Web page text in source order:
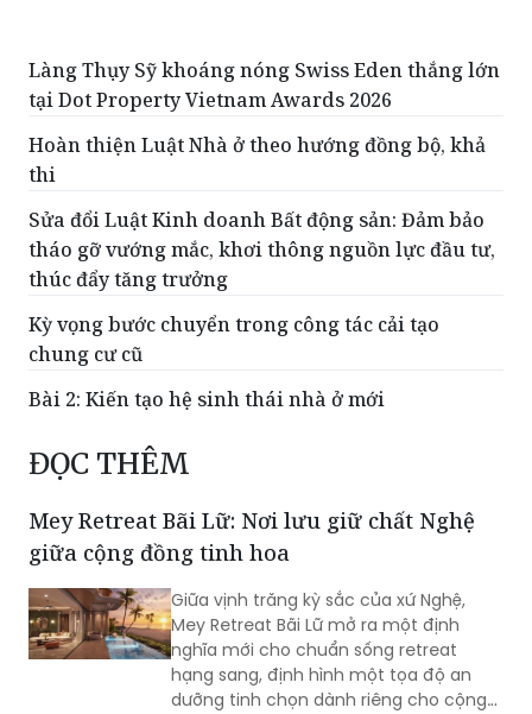
Làng Thụy Sỹ khoáng nóng Swiss Eden thắng lớn
tại Dot Property Vietnam Awards 2026
Hoàn thiện Luật Nhà ở theo hướng đồng bộ, khả
thi
Sửa đổi Luật Kinh doanh Bất động sản: Đảm bảo
tháo gỡ vướng mắc, khơi thông nguồn lực đầu tư,
thúc đẩy tăng trưởng
Kỳ vọng bước chuyển trong công tác cải tạo
chung cư cũ
Bài 2: Kiến tạo hệ sinh thái nhà ở mới
ĐỌC THÊM
Mey Retreat Bãi Lữ: Nơi lưu giữ chất Nghệ
giữa cộng đồng tinh hoa
Giữa vịnh trăng kỳ sắc của xứ Nghệ,
Mey Retreat Bãi Lữ mở ra một định
nghĩa mới cho chuẩn sống retreat
hạng sang, định hình một tọa độ an
dưỡng tinh chọn dành riêng cho cộng